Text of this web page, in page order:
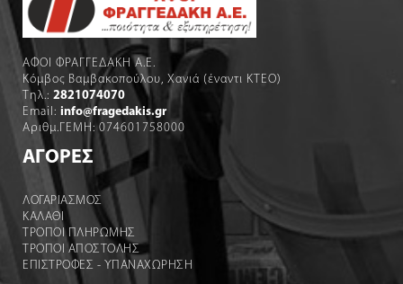
ΑΦΟΙ ΦΡΑΓΓΕΔΑΚΗ Α.Ε.
Κόμβος Βαμβακοπούλου, Χανιά (έναντι ΚΤΕΟ)
Τηλ.: 2821074070
Email: info@fragedakis.gr
Αριθμ.ΓΕΜΗ: 074601758000
ΑΓΟΡΕΣ
ΛΟΓΑΡΙΑΣΜΌΣ
ΚΑΛΆΘΙ
ΤΡΟΠΟΙ ΠΛΗΡΩΜΗΣ
ΤΡΟΠΟΙ ΑΠΟΣΤΟΛΉΣ
ΕΠΙΣΤΡΟΦΕΣ - ΥΠΑΝΑΧΩΡΗΣΗ